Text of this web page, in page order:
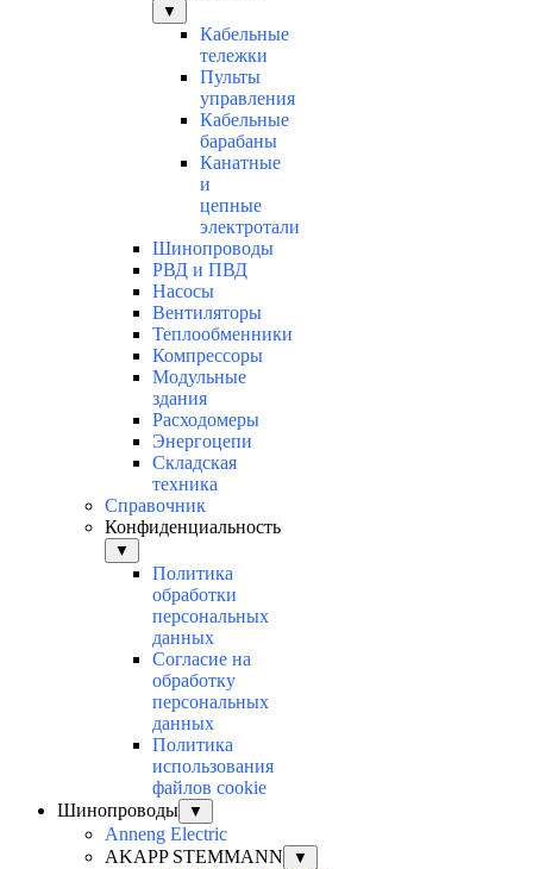
▼
Кабельные
тележки
Пульты
управления
Кабельные
барабаны
Канатные
и
цепные
электротали
Шинопроводы
РВД и ПВД
Насосы
Вентиляторы
Теплообменники
Компрессоры
Модульные
здания
Расходомеры
Энергоцепи
Складская
техника
Справочник
Конфиденциальность
▼
Политика
обработки
персональных
данных
Согласие на
обработку
персональных
данных
Политика
использования
файлов cookie
Шинопроводы
▼
Anneng Electric
AKAPP STEMMANN
▼